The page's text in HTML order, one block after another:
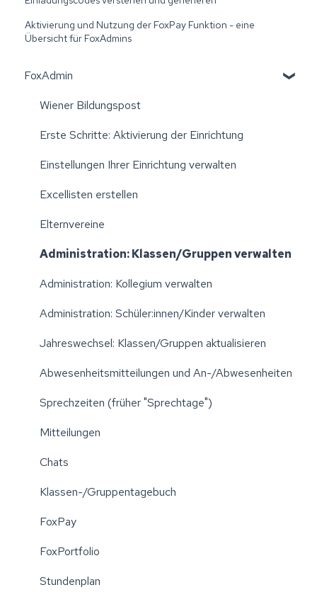
Aktivierung und Nutzung der FoxPay Funktion - eine
Übersicht für FoxAdmins
FoxAdmin
Wiener Bildungspost
Erste Schritte: Aktivierung der Einrichtung
Einstellungen Ihrer Einrichtung verwalten
Excellisten erstellen
Elternvereine
Administration: Klassen/Gruppen verwalten
Administration: Kollegium verwalten
Administration: Schüler:innen/Kinder verwalten
Jahreswechsel: Klassen/Gruppen aktualisieren
Abwesenheitsmitteilungen und An-/Abwesenheiten
Sprechzeiten (früher "Sprechtage")
Mitteilungen
Chats
Klassen-/Gruppentagebuch
FoxPay
FoxPortfolio
Stundenplan